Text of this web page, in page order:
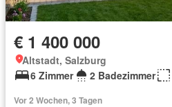
€ 1 400 000
Altstadt, Salzburg
6 Zimmer
2 Badezimmer
Vor 2 Wochen, 3 Tagen